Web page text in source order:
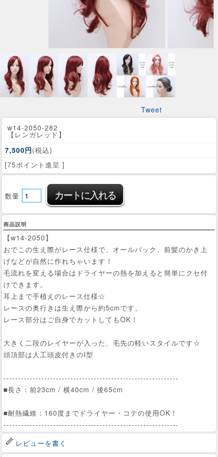
Tweet
w14-2050-282
【レンガレッド】
7,500円(税込)
[75ポイント進呈 ]
数量
商品説明
【w14-2050】
おでこの生え際がレース仕様で、オールバック、前髪のかき上
げなどが自然に作れちゃいます！
毛流れを変える場合はドライヤーの熱を加えると簡単にクセ付
けできます。
耳上まで手植えのレース仕様☆
レースの奥行きは生え際から約5cmです。
レース部分はご自身でカットしてもOK！
大きく二段のレイヤーが入った、毛先の軽いスタイルです☆
頭頂部は人工頭皮付きのI型
------------------------------------------------------------
■長さ：前23cm / 横40cm / 後65cm
■耐熱繊維：160度までドライヤー・コテの使用OK！
------------------------------------------------------------
レビューを書く